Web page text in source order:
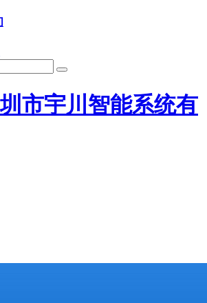
市宇川智能系统有